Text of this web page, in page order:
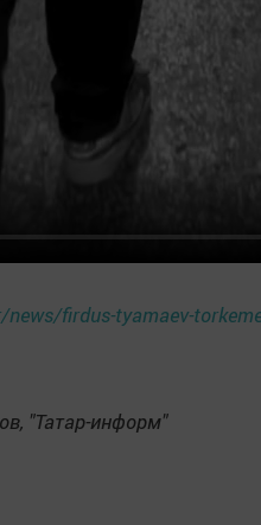
firdus-tyamaev-
"Татар-информ"